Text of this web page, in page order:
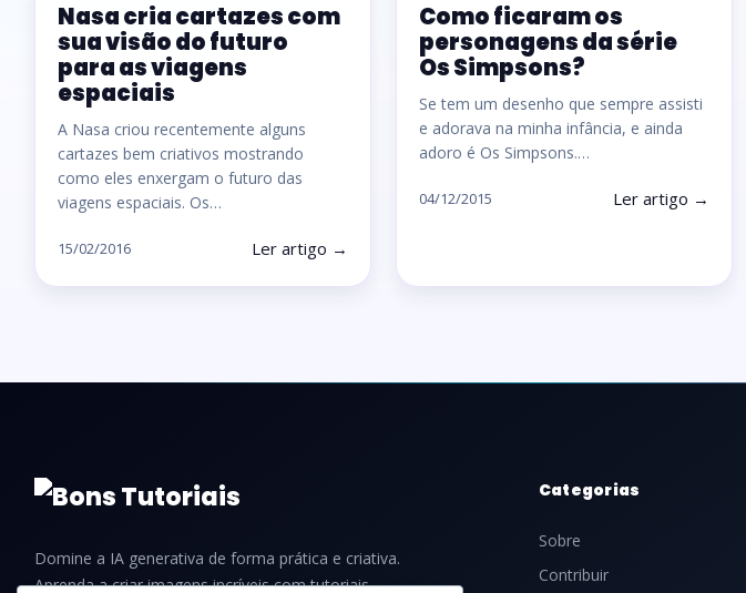
Nasa cria cartazes com
sua visão do futuro
para as viagens
espaciais
A Nasa criou recentemente alguns
cartazes bem criativos mostrando
como eles enxergam o futuro das
viagens espaciais. Os…
15/02/2016 Ler artigo →
Como ficaram os
personagens da série
Os Simpsons?
Se tem um desenho que sempre assisti
e adorava na minha infância, e ainda
adoro é Os Simpsons.…
04/12/2015 Ler artigo →
Domine a IA generativa de forma prática e criativa.
Aprenda a criar imagens incríveis com tutoriais,
Categorias
Sobre
Contribuir